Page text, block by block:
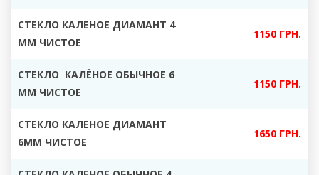
СТЕКЛО КАЛЕНОЕ ДИАМАНТ 4
ММ ЧИСТОЕ
1150 ГРН.
СТЕКЛО КАЛЁНОЕ ОБЫЧНОЕ 6
ММ ЧИСТОЕ
1150 ГРН.
СТЕКЛО КАЛЕНОЕ ДИАМАНТ
6ММ ЧИСТОЕ
1650 ГРН.